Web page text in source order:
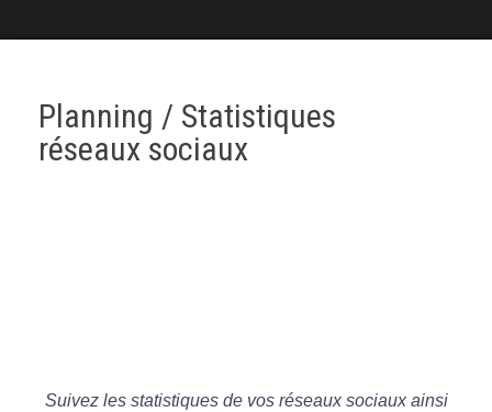
Planning / Statistiques
réseaux sociaux
Suivez les statistiques de vos réseaux sociaux ainsi